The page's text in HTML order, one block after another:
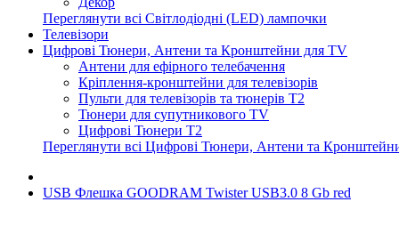
Переглянути всі Світлодіодні (LED) лампочки
Телевізори
Цифрові Тюнери, Антени та Кронштейни для TV
Антени для ефірного телебачення
Кріплення-кронштейни для телевізорів
Пульти для телевізорів та тюнерів T2
Тюнери для супутникового TV
Цифрові Тюнери T2
Переглянути всі Цифрові Тюнери, Антени та
USB Флешка GOODRAM Twister USB3.0 8 Gb red